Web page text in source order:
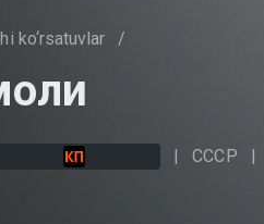
ko‘rsatuvlar /
СССР